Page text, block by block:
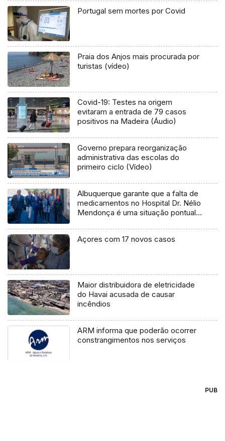
Portugal sem mortes por Covid
Praia dos Anjos mais procurada por
turistas (vídeo)
Covid-19: Testes na origem
evitaram a entrada de 79 casos
positivos na Madeira (Áudio)
Governo prepara reorganização
administrativa das escolas do
primeiro ciclo (Vídeo)
Albuquerque garante que a falta de
medicamentos no Hospital Dr. Nélio
Mendonça é uma situação pontual
Açores com 17 novos casos
Maior distribuidora de eletricidade
do Havai acusada de causar
incêndios
ARM informa que poderão ocorrer
constrangimentos nos serviços
PUB